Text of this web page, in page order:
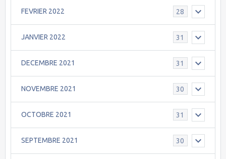
FEVRIER 2022 28
JANVIER 2022 31
DECEMBRE 2021 31
NOVEMBRE 2021 30
OCTOBRE 2021 31
SEPTEMBRE 2021 30